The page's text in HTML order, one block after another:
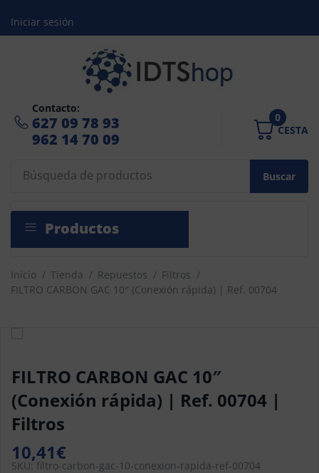
Iniciar sesión
Buscar
Contacto:
627 09 78 93
962 14 70 09
CESTA
0
Productos
Inicio / Tienda / Repuestos / Filtros /
FILTRO CARBON GAC 10″ (Conexión rápida) | Ref. 00704
FILTRO CARBON GAC 10″
(Conexión rápida) | Ref. 00704 |
Filtros
10,41€
SKU: filtro-carbon-gac-10-conexion-rapida-ref-00704